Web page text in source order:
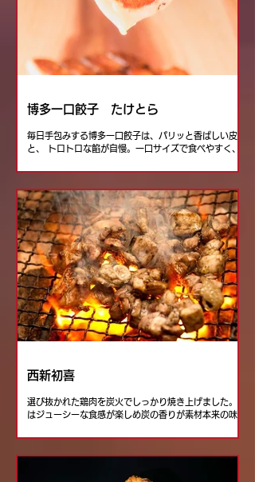
博多一口餃子 たけとら
毎日手包みする博多一口餃子は、パリッと香ばしい皮
と、 トロトロな餡が自慢。一口サイズで食べやすく、
き芋アイスとともにお楽しみください。
西新初喜
選び抜かれた鶏肉を炭火でしっかり焼き上げました。中
はジューシーな食感が楽しめ炭の香りが素材本来の味を
味ください。